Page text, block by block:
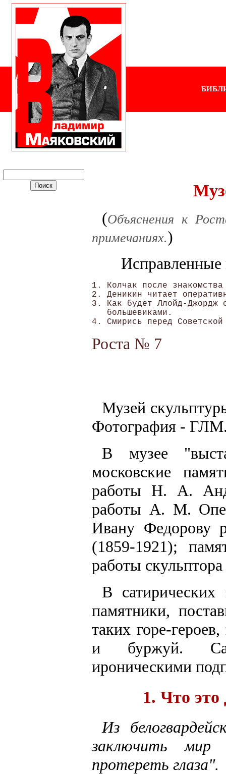
(Объяснения к
примечаниях.)
1. Колчак после
2. Деникин читает
3. Как будет Ллойд-Джордж
   большевиками.
Роста № 7
Музей
Фотография -
В музее
московские
работы Н. А.
работы А. М.
Ивану Федорову
(1859-1921);
работы
В сатирических
памятники,
таких горе-
и буржуй.
ироническими
1. Что
Из
заключить мир
протереть глаза".